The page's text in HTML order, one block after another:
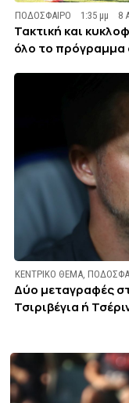
ΠΟΔΟΣΦΑΙΡΟ 1:35 μμ 8
Τακτική και
όλο το πρόγραμμα
ΚΕΝΤΡΙΚΟ ΘΕΜΑ ,
Δύο μεταγραφές
Τσιριβέγια ή